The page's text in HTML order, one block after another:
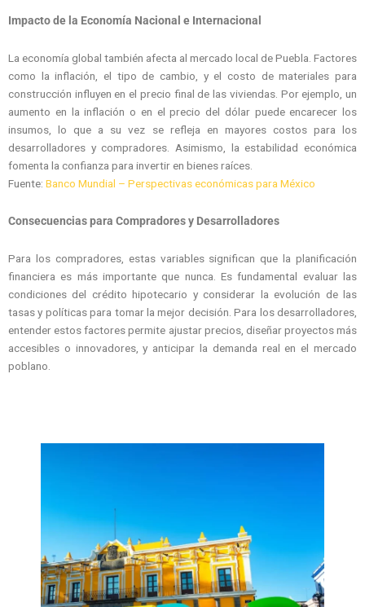
Impacto de la Economía Nacional e Internacional
La economía global también afecta al mercado local de Puebla. Factores
como la inflación, el tipo de cambio, y el costo de materiales para
construcción influyen en el precio final de las viviendas. Por ejemplo, un
aumento en la inflación o en el precio del dólar puede encarecer los
insumos, lo que a su vez se refleja en mayores costos para los
desarrolladores y compradores. Asimismo, la estabilidad económica
fomenta la confianza para invertir en bienes raíces.
Fuente: Banco Mundial – Perspectivas económicas para México
Consecuencias para Compradores y Desarrolladores
Para los compradores, estas variables significan que la planificación
financiera es más importante que nunca. Es fundamental evaluar las
condiciones del crédito hipotecario y considerar la evolución de las
tasas y políticas para tomar la mejor decisión. Para los desarrolladores,
entender estos factores permite ajustar precios, diseñar proyectos más
accesibles o innovadores, y anticipar la demanda real en el mercado
poblano.